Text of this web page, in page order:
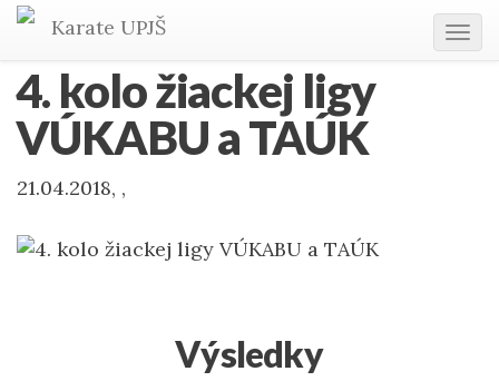
Karate UPJŠ
4. kolo žiackej ligy
VÚKABU a TAÚK
21.04.2018, ,
Výsledky